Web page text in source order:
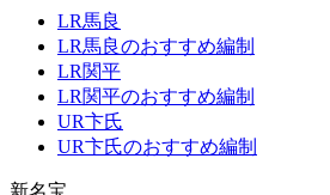
LR馬良
LR馬良のおすすめ編制
LR関平
LR関平のおすすめ編制
UR卞氏
UR卞氏のおすすめ編制
新名宝